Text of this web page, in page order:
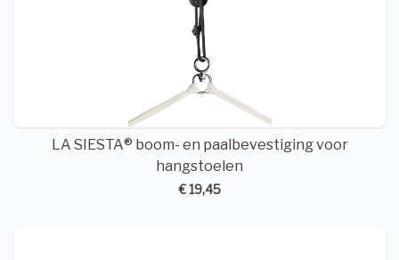
LA SIESTA® boom- en paalbevestiging voor
hangstoelen
€ 19,45